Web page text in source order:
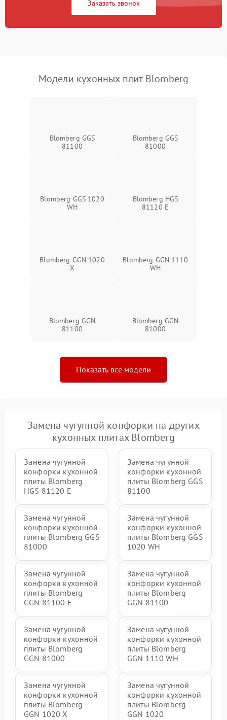
Заказать звонок
Модели кухонных плит Blomberg
Blomberg GGS
81100
Blomberg GGS
81000
Blomberg GGS 1020
WH
Blomberg HGS
81120 E
Blomberg GGN 1020
X
Blomberg GGN 1110
WH
Blomberg GGN
81100
Blomberg GGN
81000
Показать все модели
Замена чугунной конфорки на других
кухонных плитах Blomberg
Замена чугунной
конфорки кухонной
плиты Blomberg
HGS 81120 E
Замена чугунной
конфорки кухонной
плиты Blomberg GGS
81100
Замена чугунной
конфорки кухонной
плиты Blomberg GGS
81000
Замена чугунной
конфорки кухонной
плиты Blomberg GGS
1020 WH
Замена чугунной
конфорки кухонной
плиты Blomberg
GGN 81100 E
Замена чугунной
конфорки кухонной
плиты Blomberg
GGN 81100
Замена чугунной
конфорки кухонной
плиты Blomberg
GGN 81000
Замена чугунной
конфорки кухонной
плиты Blomberg
GGN 1110 WH
Замена чугунной
конфорки кухонной
плиты Blomberg
GGN 1020 X
Замена чугунной
конфорки кухонной
плиты Blomberg
GGN 1020